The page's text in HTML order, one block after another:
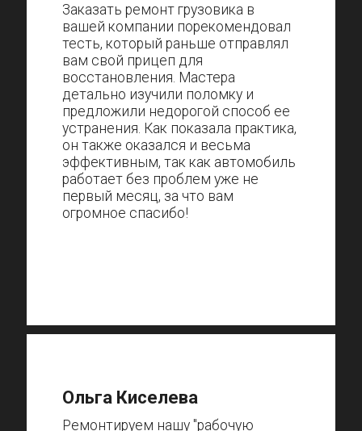
Заказать ремонт грузовика в
вашей компании порекомендовал
тесть, который раньше отправлял
вам свой прицеп для
восстановления. Мастера
детально изучили поломку и
предложили недорогой способ ее
устранения. Как показала практика,
он также оказался и весьма
эффективным, так как автомобиль
работает без проблем уже не
первый месяц, за что вам
огромное спасибо!
Ольга Киселева
Ремонтируем нашу "рабочую